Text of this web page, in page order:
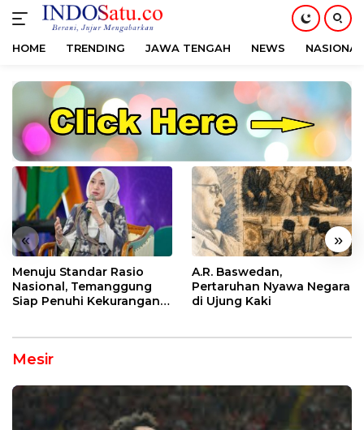
konten
HOME TRENDING JAWA TENGAH NEWS NASIONAL
« »
Menuju Standar Rasio
Nasional, Temanggung
Siap Penuhi Kekurangan
A.R. Baswedan,
Pertaruhan Nyawa Negara
di Ujung Kaki
Mesir